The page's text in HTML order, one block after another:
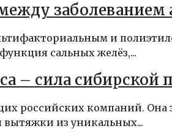
заболеванием
и
сальных желёз,...
– сила сибирской
российских компаний. Она
вытяжки из уникальных...